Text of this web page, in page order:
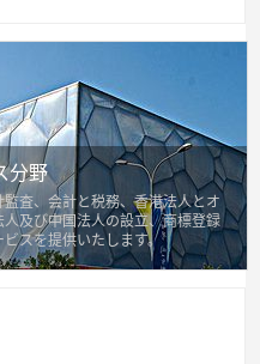
分野
監査、会計と税務、香港法人とオ
人及び中国法人の設立、商標登録
ビスを提供いたします。